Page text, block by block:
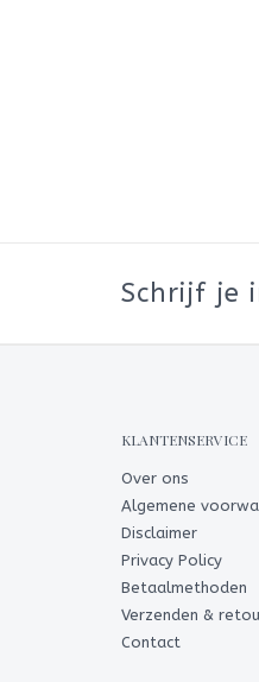
Schrijf je
KLANTENSERVICE
Over ons
Algemene
Disclaimer
Privacy Policy
Betaalmethoden
Verzenden &
Contact